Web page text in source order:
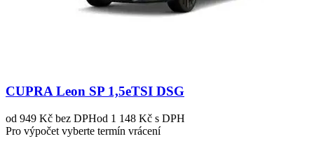
CUPRA Leon SP 1,5eTSI DSG
od 949 Kč bez DPHod 1 148 Kč s DPH
Pro výpočet vyberte termín vrácení